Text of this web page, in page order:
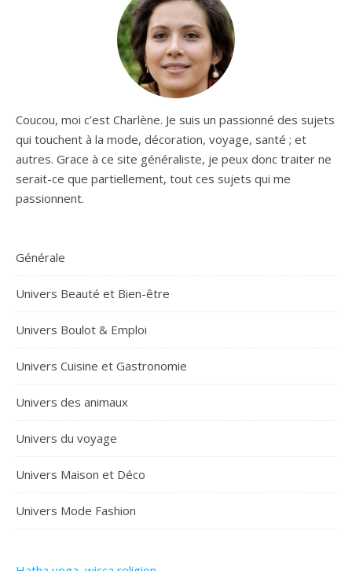
Coucou, moi c’est Charlène. Je suis un passionné des sujets
qui touchent à la mode, décoration, voyage, santé ; et
autres. Grace à ce site généraliste, je peux donc traiter ne
serait-ce que partiellement, tout ces sujets qui me
passionnent.
Générale
Univers Beauté et Bien-être
Univers Boulot & Emploi
Univers Cuisine et Gastronomie
Univers des animaux
Univers du voyage
Univers Maison et Déco
Univers Mode Fashion